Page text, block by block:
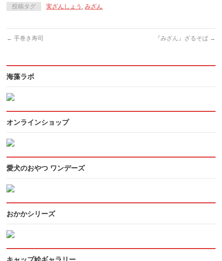
投稿タグ 実ざんしょう ,みざん
← 手巻き寿司 『みざん』ざるそば →
海藻ラボ
オンラインショップ
愛犬のおやつ ワンデーズ
おかかシリーズ